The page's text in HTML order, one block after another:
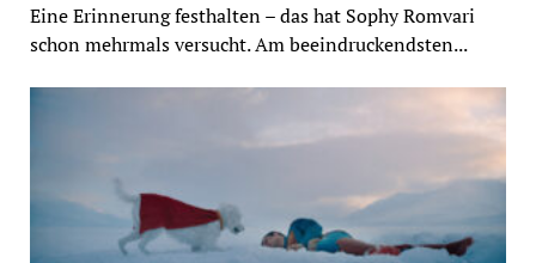
Eine Erinnerung festhalten – das hat Sophy Romvari
schon mehrmals versucht. Am beeindruckendsten...